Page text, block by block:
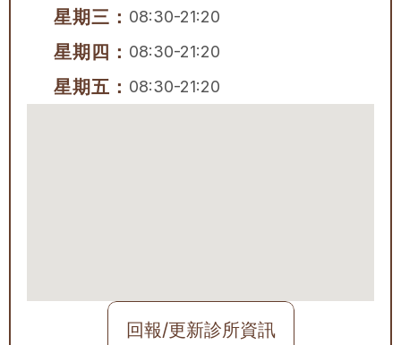
星期三： 08:30-21:20
星期四： 08:30-21:20
星期五： 08:30-21:20
回報/更新診所資訊